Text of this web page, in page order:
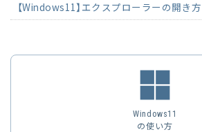
Windows11
の使い方